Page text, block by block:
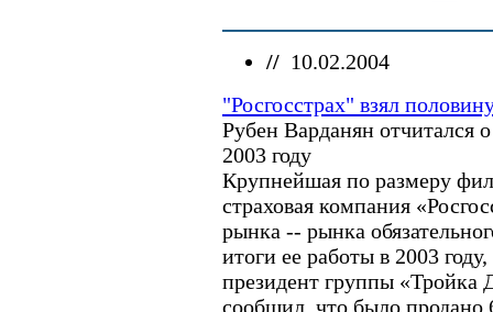
// 10.02.2004
"Росгосстрах" взял
Рубен Варданян отчитался
2003 году
Крупнейшая по размеру
страховая компания
рынка -- рынка
итоги ее работы в 2003
президент группы «Тройка
сообщил, что было продано